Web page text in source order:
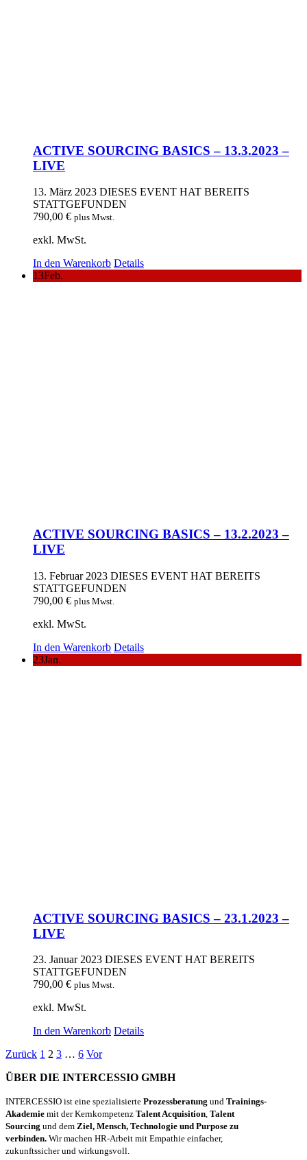
ACTIVE SOURCING BASICS – 13.3.2023 –
LIVE
13. März 2023 DIESES EVENT HAT BEREITS
STATTGEFUNDEN
790,00 € plus Mwst.
exkl. MwSt.
In den Warenkorb Details
13Feb.
ACTIVE SOURCING BASICS – 13.2.2023 –
LIVE
13. Februar 2023 DIESES EVENT HAT BEREITS
STATTGEFUNDEN
790,00 € plus Mwst.
exkl. MwSt.
In den Warenkorb Details
23Jan.
ACTIVE SOURCING BASICS – 23.1.2023 –
LIVE
23. Januar 2023 DIESES EVENT HAT BEREITS
STATTGEFUNDEN
790,00 € plus Mwst.
exkl. MwSt.
In den Warenkorb Details
Zurück 1 2 3 … 6 Vor
ÜBER DIE INTERCESSIO GMBH
INTERCESSIO ist eine spezialisierte Prozessberatung und Trainings-
Akademie mit der Kernkompetenz Talent Acquisition, Talent
Sourcing und dem Ziel, Mensch, Technologie und Purpose zu
verbinden. Wir machen HR-Arbeit mit Empathie einfacher,
zukunftssicher und wirkungsvoll.